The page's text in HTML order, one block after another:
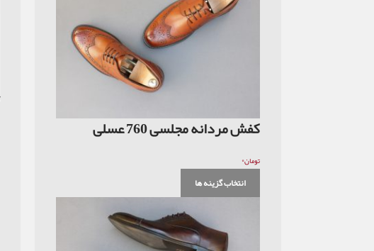
کفش مردانه مجلسی 760 عسلی
تومان۰
انتخاب گزینه ها